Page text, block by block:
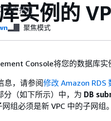
用户指南
实例的
聚焦模式
Console将您的数据库实
息，请参阅修改 Amazon RDS
分（如下所示）中，为 DB
组必须是新 VPC 中的子网组。